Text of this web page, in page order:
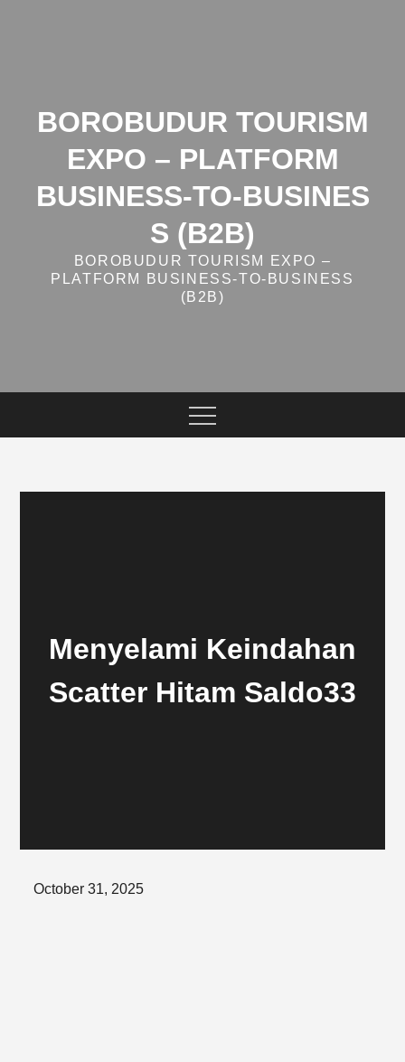
BOROBUDUR TOURISM
EXPO – PLATFORM
BUSINESS‑TO‑BUSINES
S (B2B)
BOROBUDUR TOURISM EXPO –
PLATFORM BUSINESS‑TO‑BUSINESS
(B2B)
Menyelami Keindahan
Scatter Hitam Saldo33
Posted
October 31, 2025